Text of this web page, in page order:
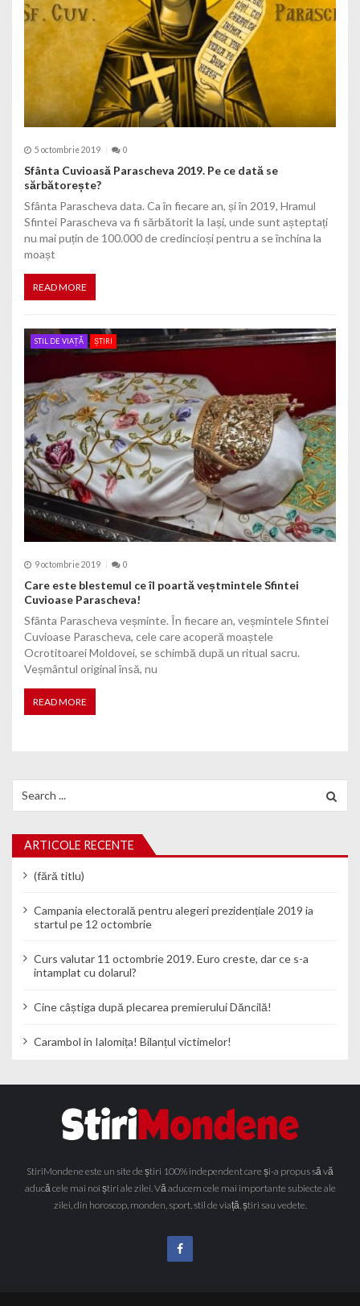
5 octombrie 2019 0
Sfânta Cuvioasă Parascheva 2019. Pe ce dată se
sărbătorește?
Sfânta Parascheva data. Ca în fiecare an, și în 2019, Hramul
Sfintei Parascheva va fi sărbătorit la Iași, unde sunt așteptați
nu mai puțin de 100.000 de credincioși pentru a se închina la
moașt
READ MORE
STIL DE VIAȚĂ ȘTIRI
9 octombrie 2019 0
Care este blestemul ce îl poartă veștmintele Sfintei
Cuvioase Parascheva!
Sfânta Parascheva veșminte. În fiecare an, veșmintele Sfintei
Cuvioase Parascheva, cele care acoperă moaștele
Ocrotitoarei Moldovei, se schimbă după un ritual sacru.
Veșmântul original însă, nu
READ MORE
ARTICOLE RECENTE
(fără titlu)
Campania electorală pentru alegeri prezidențiale 2019 ia
startul pe 12 octombrie
Curs valutar 11 octombrie 2019. Euro creste, dar ce s-a
intamplat cu dolarul?
Cine câștiga după plecarea premierului Dăncilă!
Carambol in Ialomița! Bilanțul victimelor!
StiriMondene este un site de știri 100% independent care și-a propus să vă
aducă cele mai noi știri ale zilei. Vă aducem cele mai importante subiecte ale
zilei, din horoscop, monden, sport, stil de viață, știri sau vedete.